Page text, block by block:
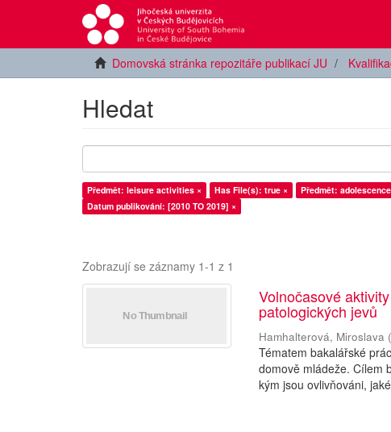
Domovská stránka repozitáře publikací JU
Hledat
Předmět: leisure activities × Has File(s): true × Předmět:
Datum publikování: [2010 TO 2019] ×
Zobrazují se záznamy 1-1 z 1
Volnočasové
patologických jevů
Hamhalterová, Miroslava
Tématem bakalářské
domově mládeže. Cílem
kým jsou ovlivňováni,